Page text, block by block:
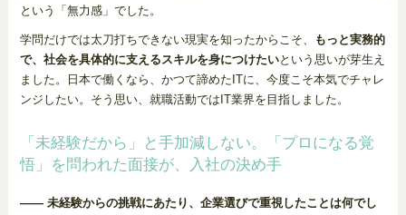
という「無力感」でした。
学問だけでは太刀打ちできない現実を知ったからこそ、
もっと実務的
で、社会を具体的に支えるスキルを身につけたいという思いが芽生え
ました。日本で働くなら、かつて諦めたITに、今度こそ本気でチャレ
ンジしたい。そう思い、就職活動ではIT業界を目指しました。
「未経験だから」と手加減しない。「プロになる覚
悟」を問われた面接が、入社の決め手
―― 未経験からの挑戦にあたり、企業選びで重視したことは何でし